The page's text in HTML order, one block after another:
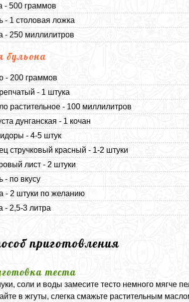
- 500 граммов
- 1 столовая ложка
- 250 миллилитров
бульона
- 200 граммов
- 1 штука
растительное - 100 миллилитров
дунганская - 1 кочан
- 4-5 штук
стручковый красный - 1-2 штуки
лист - 2 штуки
- по вкусу
- 2 штуки по желанию
- 2,5-3 литра
приготовления
теста
соли и воды замесите тесто немного мягче
в жгуты, слегка смажьте растительным